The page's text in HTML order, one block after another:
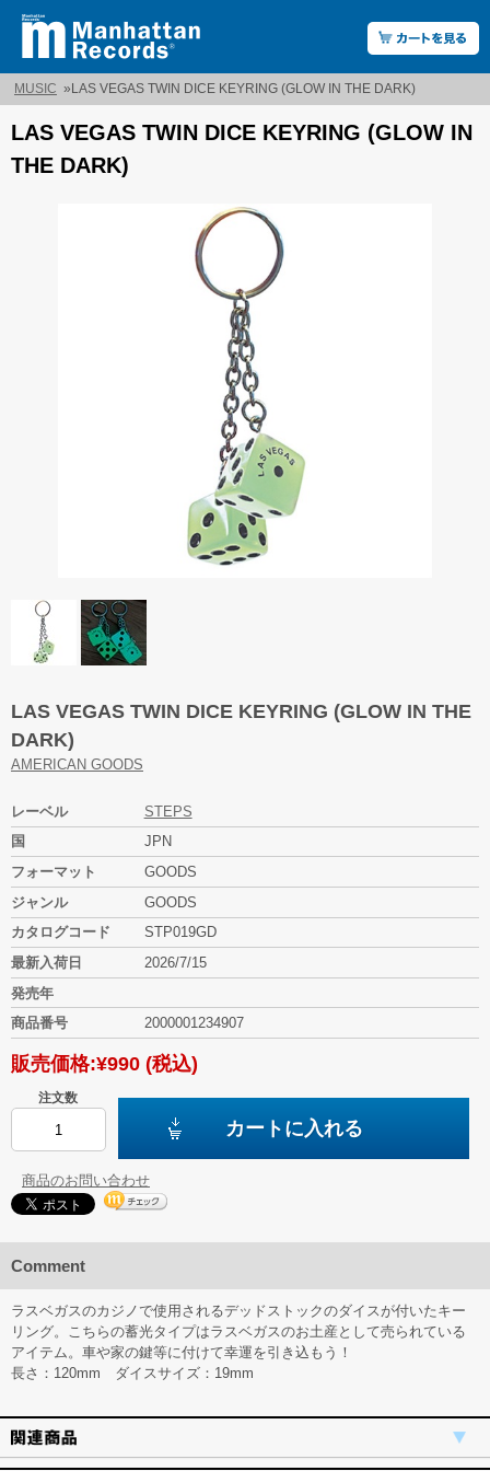
MUSIC » LAS VEGAS TWIN DICE KEYRING (GLOW IN THE DARK)
LAS VEGAS TWIN DICE KEYRING (GLOW IN
THE DARK)
LAS VEGAS TWIN DICE KEYRING (GLOW IN THE
DARK)
AMERICAN GOODS
レーベル
STEPS
国
JPN
フォーマット
GOODS
ジャンル
GOODS
カタログコード
STP019GD
最新入荷日
2026/7/15
発売年
商品番号
2000001234907
販売価格:¥990 (税込)
注文数
カートに入れる
商品のお問い合わせ
Comment
ラスベガスのカジノで使用されるデッドストックのダイスが付いたキー
リング。こちらの蓄光タイプはラスベガスのお土産として売られている
アイテム。車や家の鍵等に付けて幸運を引き込もう！
長さ：120mm ダイスサイズ：19mm